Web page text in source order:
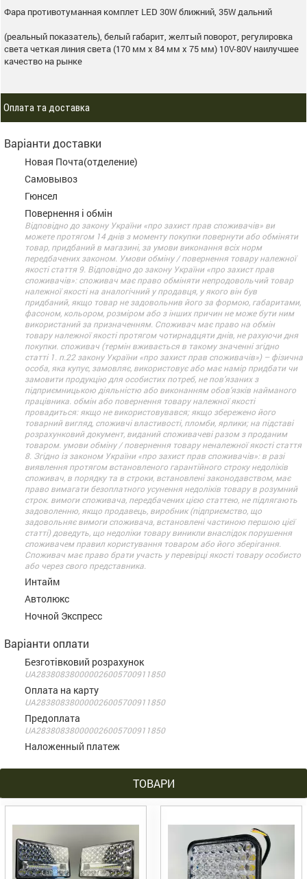
Фара противотуманная комплет LED 30W ближний, 35W дальний
(реальный показатель), белый габарит, желтый поворот, регулировка
света четкая линия света (170 мм х 84 мм х 75 мм) 10V-80V наилучшее
качество на рынке
Оплата та доставка
Варіанти доставки
Новая Почта(отделение)
Самовывоз
Гюнсел
Повернення і обмін
Відповідно до закону України «про захист прав споживачів» ви
можете протягом 14 днів з моменту покупки повернути або обміняти
товар, придбаний в магазині, за умови виконання всіх норм
передбачених законом. Умови обміну / повернення товару належної
якості стаття 9. Відповідно до закону України «про захист прав
споживачів»: споживач має право обміняти непродовольчий товар
належної якості на аналогічний у продавця, у якого він був
придбаний, якщо товар не задовольнив його за формою, габаритами,
фасоном, кольором, розміром або з інших причин не може бути ним
використаний за призначенням. Споживач має право на обмін
товару належної якості протягом чотирнадцяти днів, не рахуючи дня
покупки. споживач (термін вживається в такому значенні згідно
статті 1. п.22 закону України «про захист прав споживачів») – фізична
особа, яка купує, замовляє, використовує або має намір придбати чи
замовити продукцію для особистих потреб, не пов’язаних з
підприємницькою діяльністю або виконанням обов’язків найманого
працівника. обмін або повернення товару належної якості
провадиться: якщо не використовувався; якщо збережено його
товарний вигляд, споживчі властивості, пломби, ярлики; на підставі
розрахунковий документ, виданий споживачеві разом з проданим
товаром. умови обміну / повернення товару неналежної якості стаття
8. Згідно із законом України «про захист прав споживачів»: в разі
виявлення протягом встановленого гарантійного строку недоліків
споживач, в порядку та в строки, встановлені законодавством, має
право вимагати безоплатного усунення недоліків товару в розумний
строк. вимоги споживача, передбачених цією статтею, не підлягають
задоволенню, якщо продавець, виробник (підприємство, що
задовольняє вимоги споживача, встановлені частиною першою цієї
статті) доведуть, що недоліки товару виникли внаслідок порушення
споживачем правил користування товаром або його зберігання.
Споживач має право брати участь у перевірці якості товару особисто
або через свого представника.
Интайм
Автолюкс
Ночной Экспресс
Варіанти оплати
Безготівковий розрахунок
UA283808380000026005700911850
Оплата на карту
UA283808380000026005700911850
Предоплата
UA283808380000026005700911850
Наложенный платеж
ТОВАРИ